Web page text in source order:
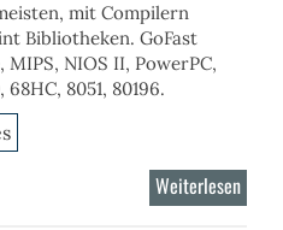
mit Compilern
Bibliotheken. GoFast
NIOS II, PowerPC,
68HC, 8051, 80196.
Weiterlesen